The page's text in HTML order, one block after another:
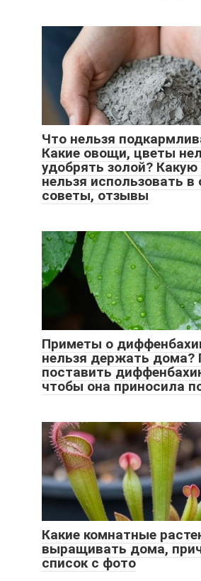
Что нельзя
Какие овощи, цветы
удобрять золой? Какую
нельзя использовать в
советы, отзывы
Приметы о
нельзя держать дома?
поставить
чтобы она приносила
Какие комнатные
выращивать дома,
список с фото